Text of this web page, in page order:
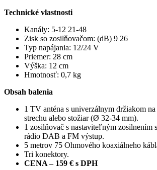
Technické vlastnosti
Kanály: 5-12 21-48
Zisk so zosilňovačom: (dB) 9 26
Typ napájania: 12/24 V
Priemer: 28 cm
Výška: 12 cm
Hmotnosť: 0,7 kg
Obsah balenia
1 TV anténa s univerzálnym držiakom
strechu alebo stožiar (Ø 32-34 mm).
1 zosilňovač s nastaviteľným zosilnením
rádio DAB a FM výstup.
5 metrov 75 Ohmového koaxiálneho
Tri konektory.
CENA – 159 € s DPH